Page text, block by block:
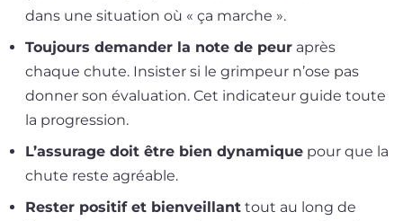
dans une situa­tion où « ça marche ».
Toujours deman­der la note de peur après
chaque chute. Insister si le grim­peur n’ose pas
don­ner son éva­lua­tion. Cet indi­ca­teur guide toute
la progression.
L’assurage doit être bien dyna­mique pour que la
chute reste agréable.
Rester posi­tif et bien­veillant tout au long de